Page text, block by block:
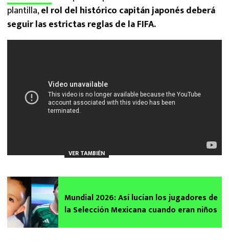
plantilla,el rol del histórico capitán japonés deberá
seguir las estrictas reglas de la FIFA.
VER TAMBIÉN
Mundial 2026: Así lucían los jugadores de
la Selección Mexicana cuando eran niños